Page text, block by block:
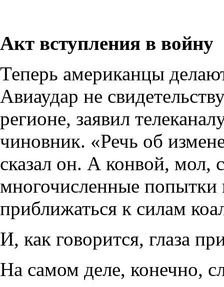
Акт вступления в войну
Теперь американцы
Авиаудар не
регионе, заявил
чиновник. «Речь об
сказал он. А конвой, мол,
многочисленные попытки
приближаться к силам
И, как говорится, глаза
На самом деле, конечно,